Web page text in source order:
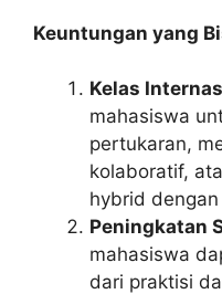
Keuntungan yang
Kelas
mahasiswa
pertukaran,
kolaboratif,
hybrid dengan
Peningkatan
mahasiswa
dari praktisi